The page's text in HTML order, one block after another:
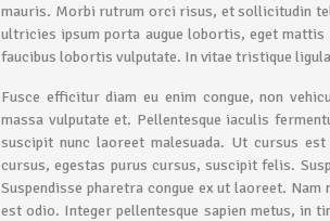
mauris. Morbi rutrum orci risus, et sollicitudin
ultricies ipsum porta augue lobortis, eget
faucibus lobortis vulputate. In vitae tristique
Fusce efficitur diam eu enim congue, non
massa vulputate et. Pellentesque iaculis
suscipit nunc laoreet malesuada. Ut cursus
cursus, egestas purus cursus, suscipit felis.
Suspendisse pharetra congue ex ut laoreet.
est odio. Integer pellentesque sapien metus, in